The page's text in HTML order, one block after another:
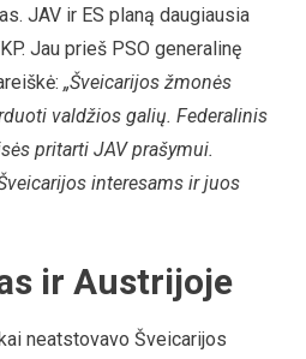
JAV ir ES planą daugiausia
Jau prieš PSO generalinę
„Šveicarijos žmonės
valdžios galių. Federalinis
pritarti JAV prašymui.
interesams ir juos
ir Austrijoje
neatstovavo Šveicarijos